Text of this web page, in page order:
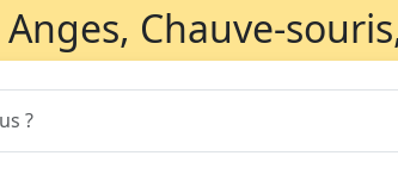
Anges, Chauve-